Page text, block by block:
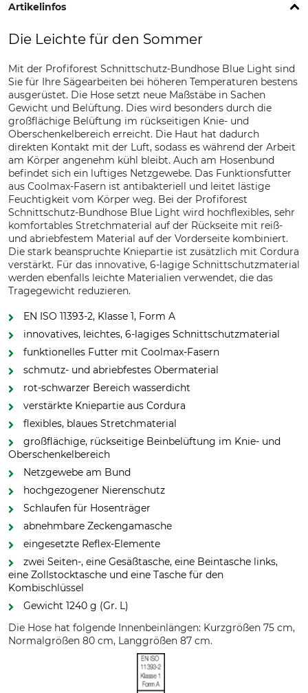
Artikelinfos
Die Leichte für den Sommer
Mit der Profiforest Schnittschutz-Bundhose Blue Light sind
Sie für Ihre Sägearbeiten bei höheren Temperaturen bestens
ausgerüstet. Die Hose setzt neue Maßstäbe in Sachen
Gewicht und Belüftung. Dies wird besonders durch die
großflächige Belüftung im rückseitigen Knie- und
Oberschenkelbereich erreicht. Die Haut hat dadurch
direkten Kontakt mit der Luft, sodass es während der Arbeit
am Körper angenehm kühl bleibt. Auch am Hosenbund
befindet sich ein luftiges Netzgewebe. Das Funktionsfutter
aus Coolmax-Fasern ist antibakteriell und leitet lästige
Feuchtigkeit vom Körper weg. Bei der Profiforest
Schnittschutz-Bundhose Blue Light wird hochflexibles, sehr
komfortables Stretchmaterial auf der Rückseite mit reiß-
und abriebfestem Material auf der Vorderseite kombiniert.
Die stark beanspruchte Kniepartie ist zusätzlich mit Cordura
verstärkt. Für das innovative, 6-lagige Schnittschutzmaterial
werden ebenfalls leichte Materialien verwendet, die das
Tragegewicht reduzieren.
EN ISO 11393-2, Klasse 1, Form A
innovatives, leichtes, 6-lagiges Schnittschutzmaterial
funktionelles Futter mit Coolmax-Fasern
schmutz- und abriebfestes Obermaterial
rot-schwarzer Bereich wasserdicht
verstärkte Kniepartie aus Cordura
flexibles, blaues Stretchmaterial
großflächige, rückseitige Beinbelüftung im Knie- und
Oberschenkelbereich
Netzgewebe am Bund
hochgezogener Nierenschutz
Schlaufen für Hosenträger
abnehmbare Zeckengamasche
eingesetzte Reflex-Elemente
zwei Seiten-, eine Gesäßtasche, eine Beintasche links,
eine Zollstocktasche und eine Tasche für den
Kombischlüssel
Gewicht 1240 g (Gr. L)
Die Hose hat folgende Innenbeinlängen: Kurzgrößen 75 cm,
Normalgrößen 80 cm, Langgrößen 87 cm.